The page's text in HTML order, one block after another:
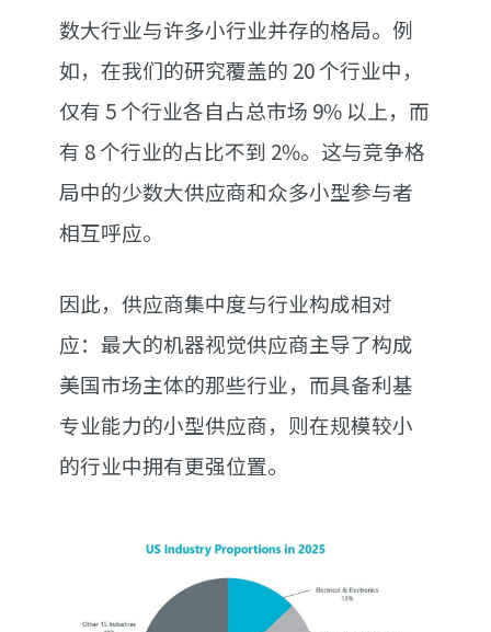
数大行业与许多小行业并存的格局。例
如，在我们的研究覆盖的 20 个行业中，
仅有 5 个行业各自占总市场 9% 以上，而
有 8 个行业的占比不到 2%。这与竞争格
局中的少数大供应商和众多小型参与者
相互呼应。
因此，供应商集中度与行业构成相对
应：最大的机器视觉供应商主导了构成
美国市场主体的那些行业，而具备利基
专业能力的小型供应商，则在规模较小
的行业中拥有更强位置。